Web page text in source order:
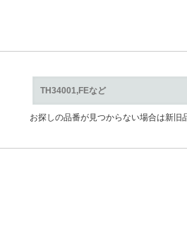
お探しの品番が見つからない場合は新旧